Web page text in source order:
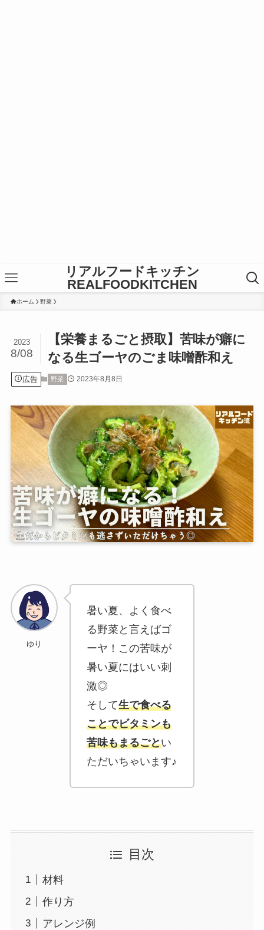
リアルフードキッチン
REALFOODKITCHEN
ホーム 野菜
【栄養まるごと摂取】苦味が癖に
なる生ゴーヤのごま味噌酢和え
2023
8/08
広告 野菜 2023年8月8日
ゆり
暑い夏、よく食べ
る野菜と言えばゴ
ーヤ！この苦味が
暑い夏にはいい刺
激◎
そして生で食べる
ことでビタミンも
苦味もまるごとい
ただいちゃいます♪
目次
材料
作り方
アレンジ例